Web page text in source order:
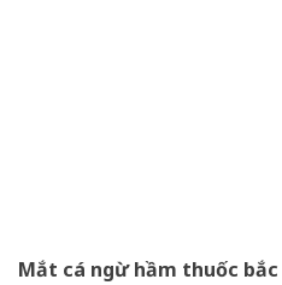
Mắt cá ngừ hầm thuốc bắc